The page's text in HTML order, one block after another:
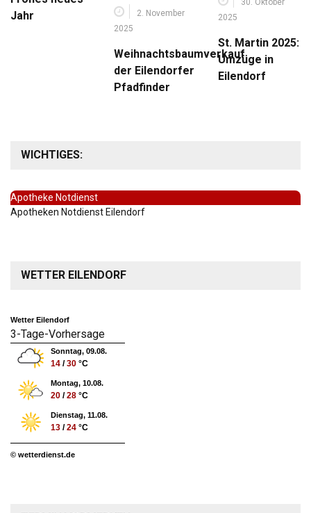
Jahr
2. November
2025
Weihnachtsbaumverkauf
der Eilendorfer
Pfadfinder
2025
St. Martin 2025:
Umzüge in
Eilendorf
WICHTIGES:
Apotheke Notdienst
Apotheken Notdienst Eilendorf
WETTER EILENDORF
Wetter Eilendorf
3-Tage-Vorhersage
Sonntag, 09.08.
14 /30 °C
Montag, 10.08.
20 /28 °C
Dienstag, 11.08.
13 /24 °C
© wetterdienst.de